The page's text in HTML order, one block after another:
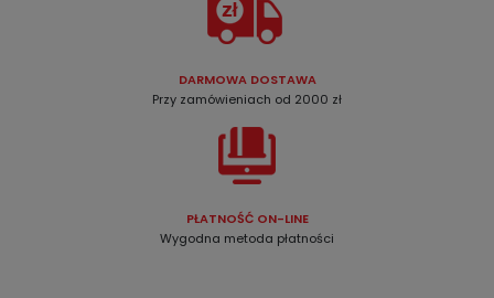
DARMOWA DOSTAWA
Przy zamówieniach od 2000 zł
PŁATNOŚĆ ON-LINE
Wygodna metoda płatności